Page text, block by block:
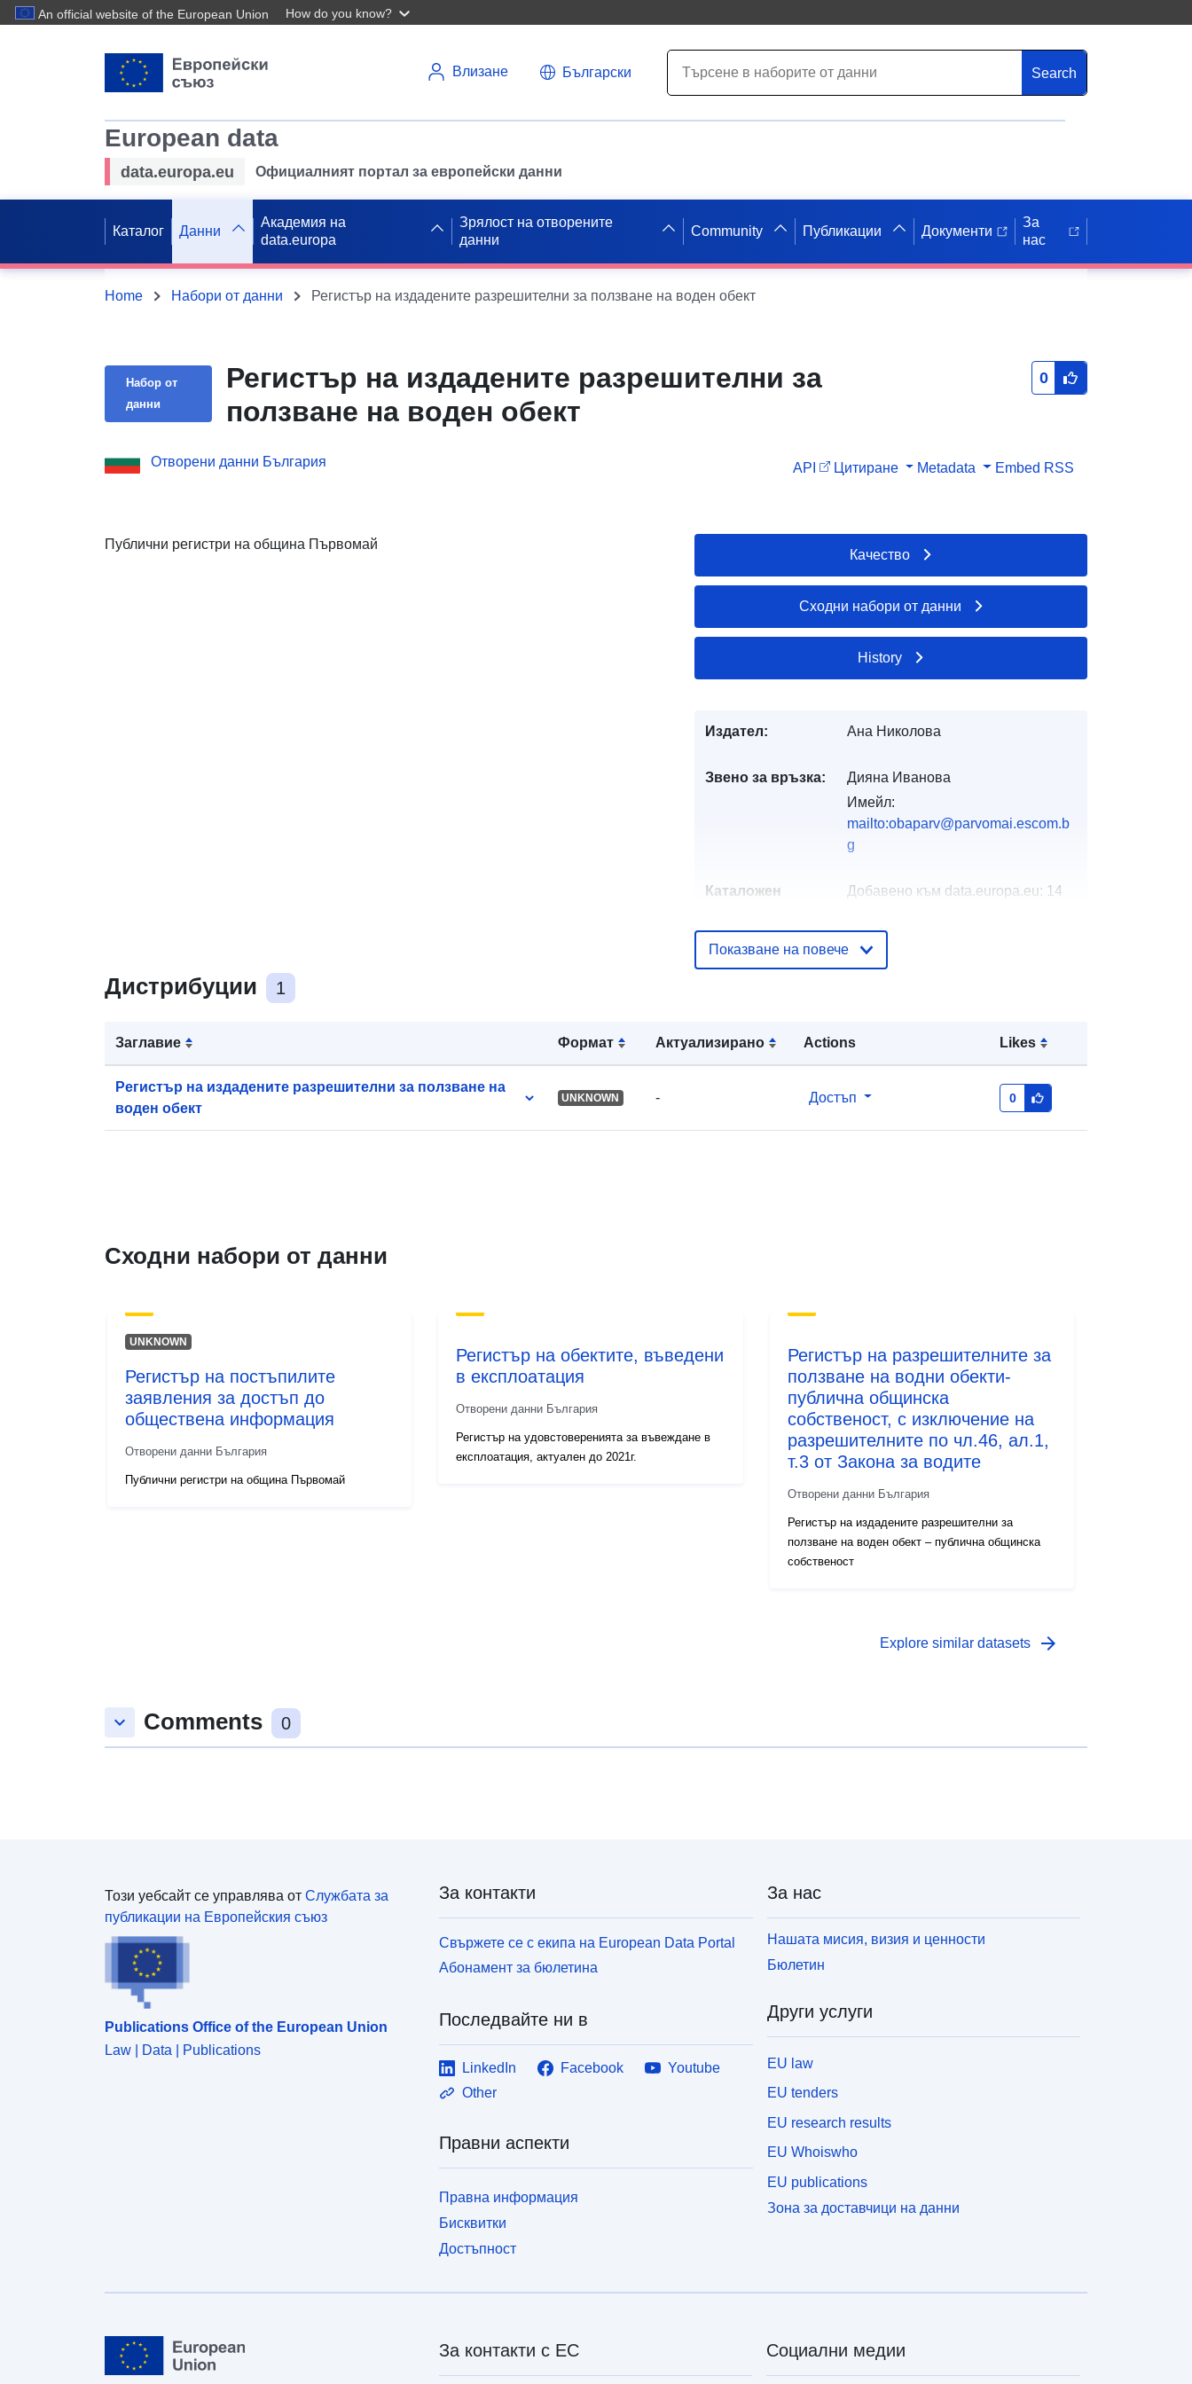
An official website of the European Union How do you know?
Влизане Български Search
European data
data.europa.eu Официалният портал за европейски данни
Каталог Данни
Академия на
data.europa
Зрялост на отворените
данни
Community Публикации Документи
За
нас
Home Набори от данни Регистър на издадените разрешителни за ползване на воден обект
Набор от
данни
Регистър на издадените разрешителни за
ползване на воден обект
0
Отворени данни България API Цитиране Metadata Embed RSS
Публични регистри на община Първомай
Дистрибуции 1
Заглавие Формат Актуализирано Actions Likes
Регистър на издадените разрешителни за ползване на
воден обект
UNKNOWN - Достъп 0
Качество
Сходни набори от данни
History
Издател: Ана Николова
Звено за връзка:
Дияна Иванова
Имейл:
mailto:obaparv@parvomai.escom.b
g
Каталожен
Добавено към data.europa.eu: 14
Актуализирана на data.europa.eu:
30 June 2022
Показване на повече
Сходни набори от данни
UNKNOWN
Регистър на постъпилите
заявления за достъп до
обществена информация
Отворени данни България
Публични регистри на община Първомай
Регистър на обектите, въведени
в експлоатация
Отворени данни България
Регистър на удовстоверенията за въвеждане в
експлоатация, актуален до 2021г.
Регистър на разрешителните за
ползване на водни обекти-
публична общинска
собственост, с изключение на
разрешителните по чл.46, ал.1,
т.3 от Закона за водите
Отворени данни България
Регистър на издадените разрешителни за
ползване на воден обект – публична общинска
собственост
Explore similar datasets arrow_forward
keyboard_arrow_down Comments 0
Този уебсайт се управлява от Службата за
публикации на Европейския съюз
Publications Office of the European Union
Law | Data | Publications
За контакти
Свържете се с екипа на European Data Portal
Абонамент за бюлетина
Последвайте ни в
LinkedIn Facebook
Youtube
Other
Правни аспекти
Правна информация
Бисквитки
Достъпност
За нас
Нашата мисия, визия и ценности
Бюлетин
Други услуги
EU law
EU tenders
EU research results
EU Whoiswho
EU publications
Зона за доставчици на данни
За контакти с ЕС Социални медии